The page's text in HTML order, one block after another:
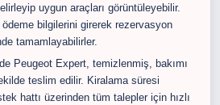
uygun araçları görüntüleyebilir.
bilgilerini girerek rezervasyon
tamamlayabilirler.
Peugeot Expert, temizlenmiş, bakımı
teslim edilir. Kiralama süresi
hattı üzerinden tüm talepler için hızlı